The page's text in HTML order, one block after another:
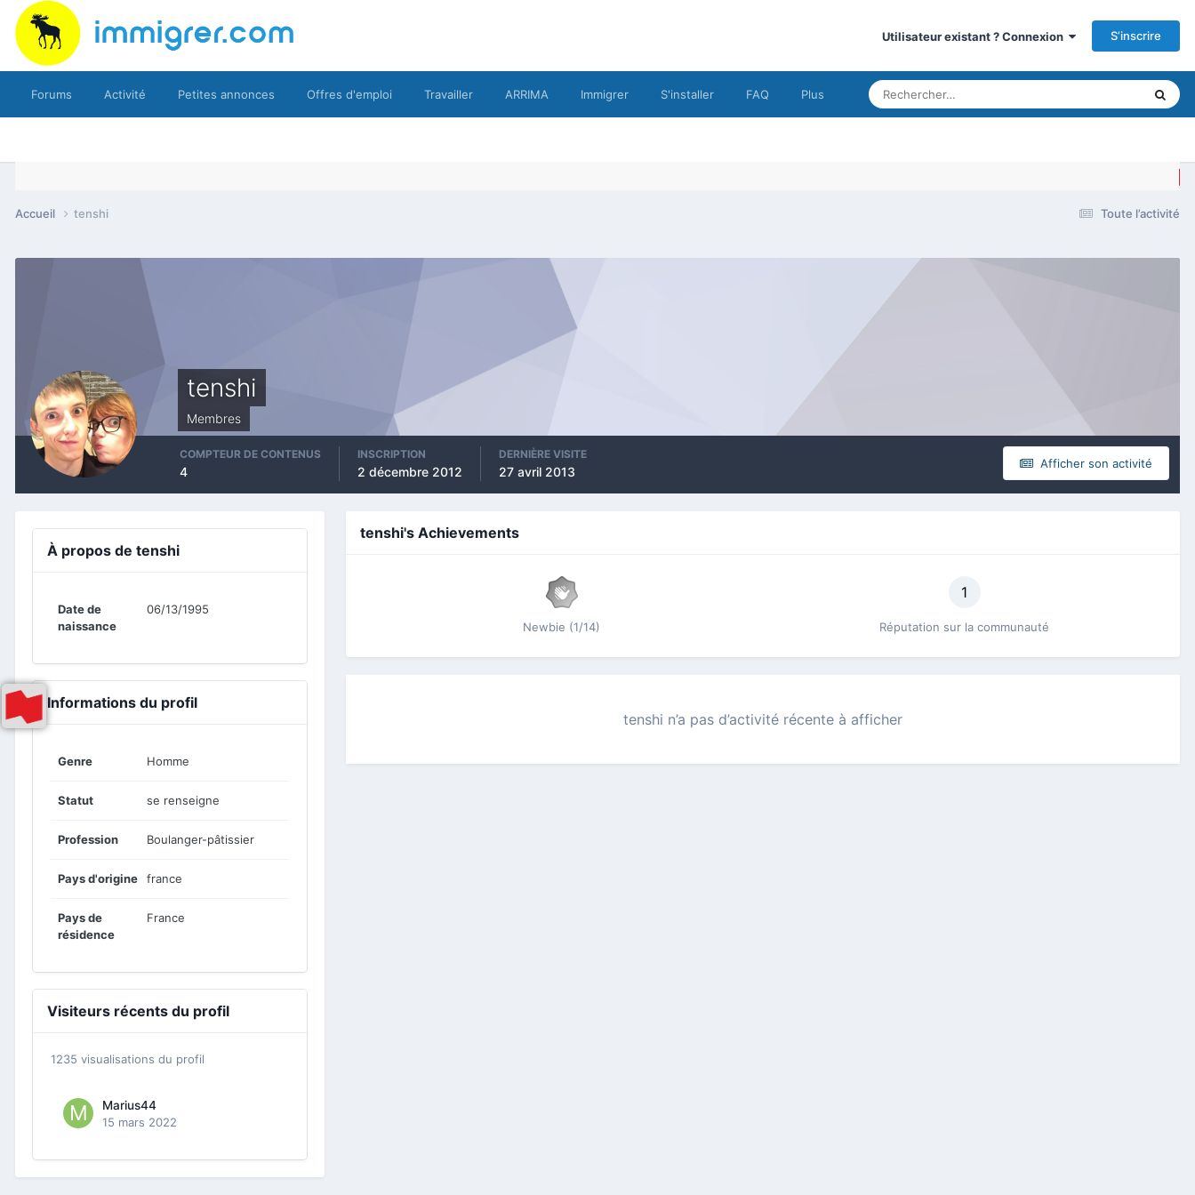
Utilisateur existant ? Connexion S’inscrire
Forums Activité Petites annonces Offres d'emploi Travailler ARRIMA Immigrer S'installer FAQ Plus
Toute l’activité
Accueil tenshi
tenshi
Membres
Afficher son activité
COMPTEUR DE CONTENUS
4
INSCRIPTION
2 décembre 2012
DERNIÈRE VISITE
27 avril 2013
À propos de tenshi
Date de
naissance
06/13/1995
Informations du profil
Genre Homme
Statut se renseigne
Profession Boulanger-pâtissier
Pays d'origine france
Pays de
résidence
France
Visiteurs récents du profil
1235 visualisations du profil
Marius44
15 mars 2022
tenshi's Achievements
Newbie (1/14)
1
Réputation sur la communauté
tenshi n’a pas d’activité récente à afficher